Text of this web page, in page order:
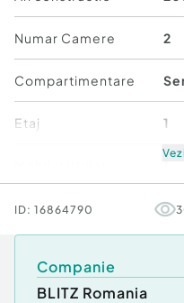
Id intern: P174141
Confort:3
Tip imobil: Bloc de
Număr Băi:
Numar Camere 2
Compartimentare
Etaj 1
Număr niveluri imobil 5
Comfort
ID: 16864790
Companie
BLITZ Romania